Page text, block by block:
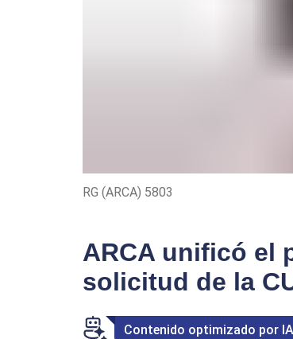
RG (ARCA) 5803
ARCA unificó el
solicitud de la
Contenido optimizado por IA